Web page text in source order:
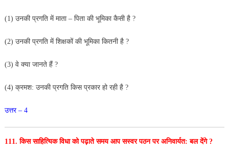
(1) उनकी प्रगति में माता – पिता की भूमिका कैसी है ?
(2) उनकी प्रगति में शिक्षकों की भूमिका कितनी है ?
(3) वे क्या जानते हैं ?
(4) क्रमश: उनकी प्रगति किस प्रकार हो रही है ?
उत्तर – 4
111. किस साहित्यिक विधा को पढ़ाते समय आप सस्वर पठनपर अनिवार्यत: बल देंगे ?